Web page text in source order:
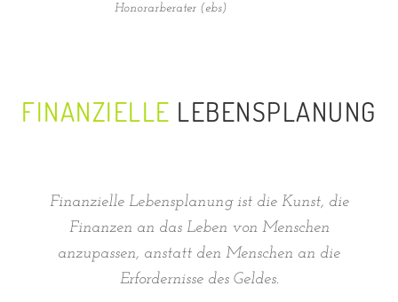
Honorarberater (ebs)
FINANZIELLE LEBENSPLANUNG
Finanzielle Lebensplanung ist die Kunst, die
Finanzen an das Leben von Menschen
anzupassen, anstatt den Menschen an die
Erfordernisse des Geldes.